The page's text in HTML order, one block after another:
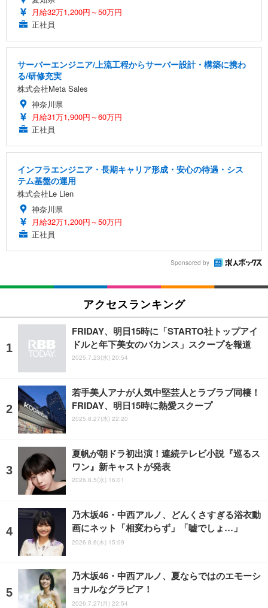
月給32万1,200円～50万円
正社員
サーバーエンジニア/上流工程からサーバー設計・構築に携わ
る/研修充実
株式会社Meta Sales
神奈川県
月給31万1,900円～60万円
正社員
インフラエンジニア・長期キャリア形成・安心の待遇・シス
テム基盤の運用
株式会社Le Lien
神奈川県
月給32万1,200円～50万円
正社員
Sponsored by
アクセスランキング
FRIDAY、明日15時に「STARTO社トップアイ
ドルと年下美女のバカンス」スクープを報道
2025.7.23(水) 20:54
若手美人アナが人気中堅芸人とラブラブ同棲！
FRIDAY、明日15時に熱愛スクープ
2025.8.27(水) 22:20
夏帆が朝ドラ初出演！連続テレビ小説『巡るス
ワン』新キャストが発表
2026.8.5(水) 16:01
乃木坂46・中西アルノ、どんくさすぎる浴衣動
画にネット「相変わらず」「嘘でしょ…」
2026.8.6(木) 15:09
乃木坂46・中西アルノ、夏ならではのエモーシ
ョナルなグラビア！
2026.7.27(月) 22:54